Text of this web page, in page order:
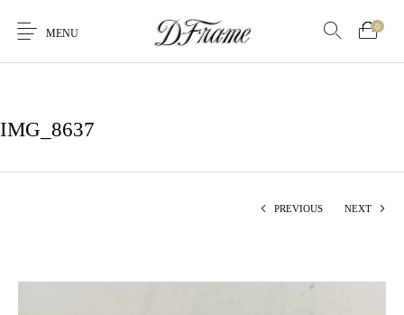
MENU
0
IMG_8637
PREVIOUS NEXT